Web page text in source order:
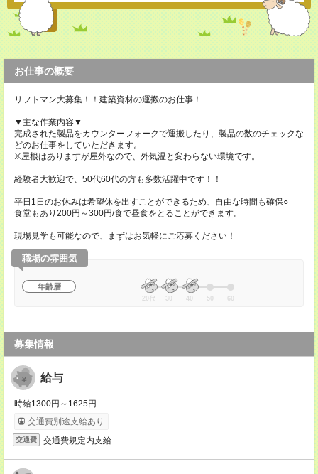
お仕事の概要
リフトマン大募集！！建築資材の運搬のお仕事！
▼主な作業内容▼
完成された製品をカウンターフォークで運搬したり、製品の数のチェックな
どのお仕事をしていただきます。
※屋根はありますが屋外なので、外気温と変わらない環境です。
経験者大歓迎で、50代60代の方も多数活躍中です！！
平日1日のお休みは希望休を出すことができるため、自由な時間も確保○
食堂もあり200円～300円/食で昼食をとることができます。
現場見学も可能なので、まずはお気軽にご応募ください！
職場の雰囲気
年齢層
20代 30 40 50 60
募集情報
給与
時給1300円～1625円
交通費別途支給あり
交通費 交通費規定内支給